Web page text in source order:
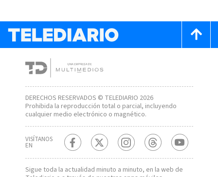
DERECHOS RESERVADOS © TELEDIARIO 2026
Prohibida la reproducción total o parcial, incluyendo
cualquier medio electrónico o magnético.
VISÍTANOS
EN
Sigue toda la actualidad minuto a minuto, en la web de